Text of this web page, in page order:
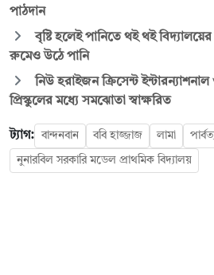
পাঠদান
বৃষ্টি হলেই পানিতে থই থই
রুমেও উঠে পানি
নিউ হরাইজন ক্রিসেন্ট
প্রিস্কুলের মধ্যে সমঝোতা স্বাক্ষরিত
ট্যাগ: বান্দনবান ববি হাজ্জাজ লামা
নুনারবিল সরকারি মডেল প্রাথমিক বিদ্যালয়